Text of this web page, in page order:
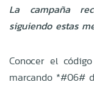
La campaña
siguiendo estas
Conocer el
marcando *#06#